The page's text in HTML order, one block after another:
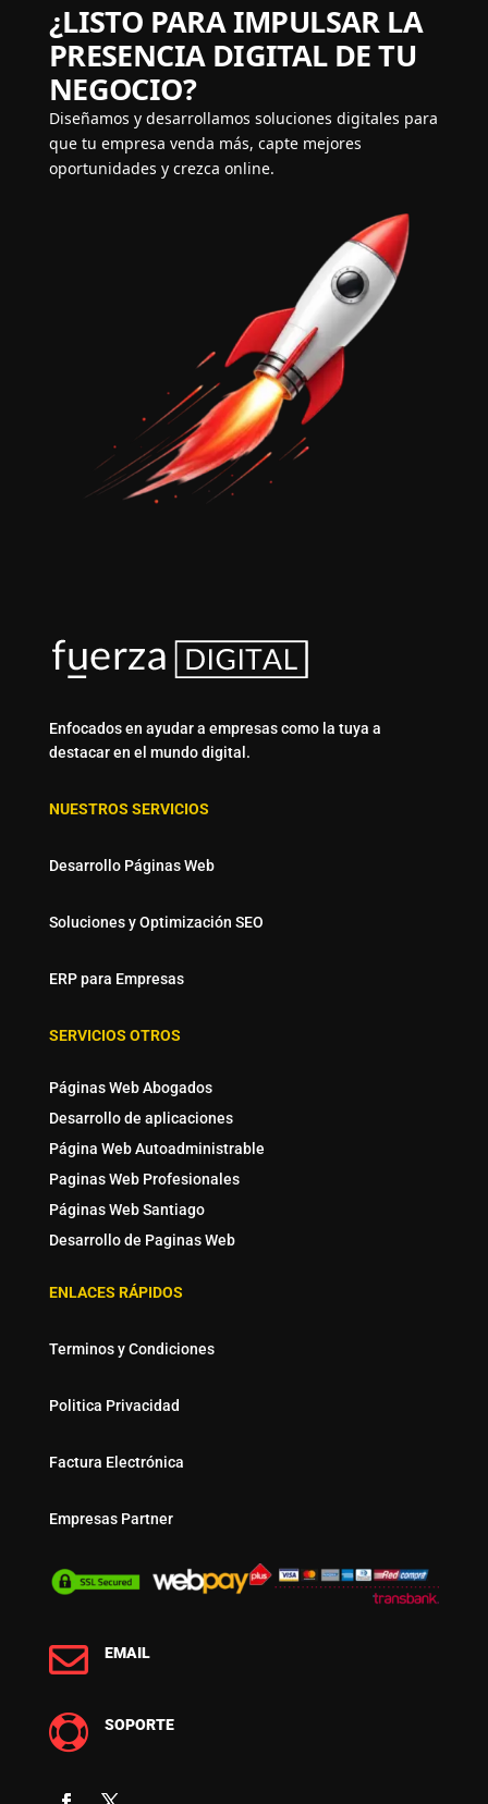
¿LISTO PARA IMPULSAR LA
PRESENCIA DIGITAL DE TU
NEGOCIO?
Diseñamos y desarrollamos soluciones digitales para
que tu empresa venda más, capte mejores
oportunidades y crezca online.
Enfocados en ayudar a empresas como la tuya a
destacar en el mundo digital.
NUESTROS SERVICIOS
Desarrollo Páginas Web
Soluciones y Optimización SEO
ERP para Empresas
SERVICIOS OTROS
Páginas Web Abogados
Desarrollo de aplicaciones
Página Web Autoadministrable
Paginas Web Profesionales
Páginas Web Santiago
Desarrollo de Paginas Web
ENLACES RÁPIDOS
Terminos y Condiciones
Politica Privacidad
Factura Electrónica
Empresas Partner
 EMAIL
 SOPORTE